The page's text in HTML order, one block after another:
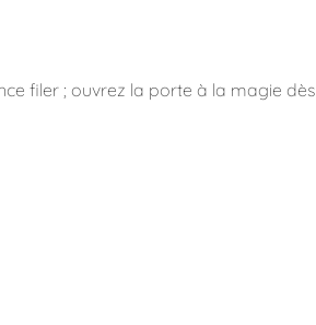
filer ; ouvrez la porte à la magie dès